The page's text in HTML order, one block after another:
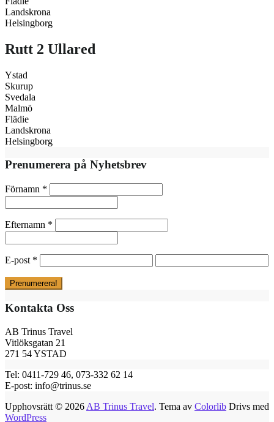
Landskrona
Helsingborg
Rutt 2 Ullared
Ystad
Skurup
Svedala
Malmö
Flädie
Landskrona
Helsingborg
Prenumerera på Nyhetsbrev
Förnamn *
Efternamn *
E-post *
Kontakta Oss
AB Trinus Travel
Vitlöksgatan 21
271 54 YSTAD
Tel: 0411-729 46, 073-332 62 14
E-post: info@trinus.se
Upphovsrätt © 2026 AB Trinus Travel. Tema av Colorlib Drivs med
WordPress